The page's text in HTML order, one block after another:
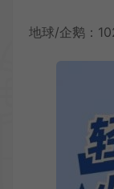
地球/企鹅：